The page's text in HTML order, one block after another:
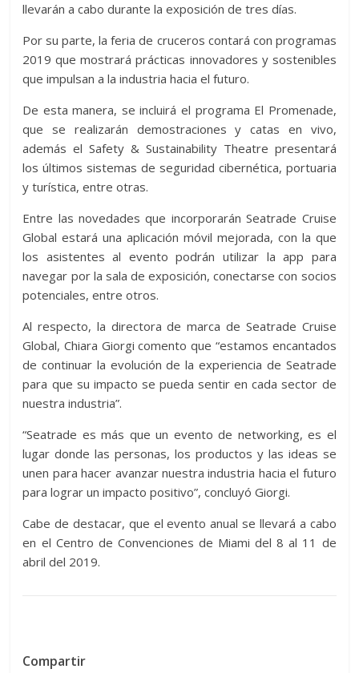
llevarán a cabo durante la exposición de tres días.
Por su parte, la feria de cruceros contará con programas
2019 que mostrará prácticas innovadores y sostenibles
que impulsan a la industria hacia el futuro.
De esta manera, se incluirá el programa El Promenade,
que se realizarán demostraciones y catas en vivo,
además el Safety & Sustainability Theatre presentará
los últimos sistemas de seguridad cibernética, portuaria
y turística, entre otras.
Entre las novedades que incorporarán Seatrade Cruise
Global estará una aplicación móvil mejorada, con la que
los asistentes al evento podrán utilizar la app para
navegar por la sala de exposición, conectarse con socios
potenciales, entre otros.
Al respecto, la directora de marca de Seatrade Cruise
Global, Chiara Giorgi comento que “estamos encantados
de continuar la evolución de la experiencia de Seatrade
para que su impacto se pueda sentir en cada sector de
nuestra industria”.
“Seatrade es más que un evento de networking, es el
lugar donde las personas, los productos y las ideas se
unen para hacer avanzar nuestra industria hacia el futuro
para lograr un impacto positivo”, concluyó Giorgi.
Cabe de destacar, que el evento anual se llevará a cabo
en el Centro de Convenciones de Miami del 8 al 11 de
abril del 2019.
Compartir